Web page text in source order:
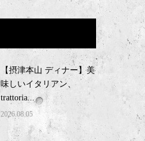
【摂津本山 ディナー】美
味しいイタリアン、
trattoria...
2026.08.05